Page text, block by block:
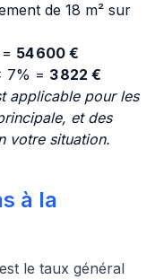
de 18 m² sur
54 600 €
7% = 3 822 €
applicable pour les
et des
votre situation.
à la
le taux général